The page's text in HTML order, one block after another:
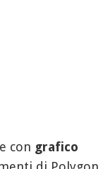
con grafico